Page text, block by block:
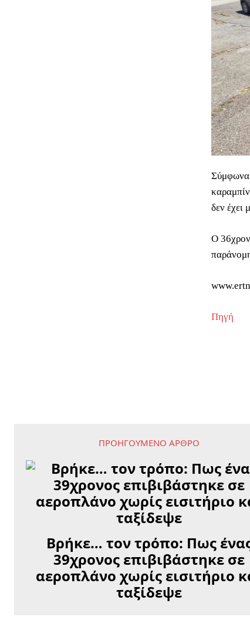
Σύμφωνα
δεν έχει
Ο
Πηγή
ΠΡΟΗΓΟΎΜΕΝΟ ΆΡΘΡΟ
Βρήκε… τον τρόπο: Πως
39χρονος επιβιβάστηκε σε
αεροπλάνο χωρίς εισιτήριο
ταξίδεψε